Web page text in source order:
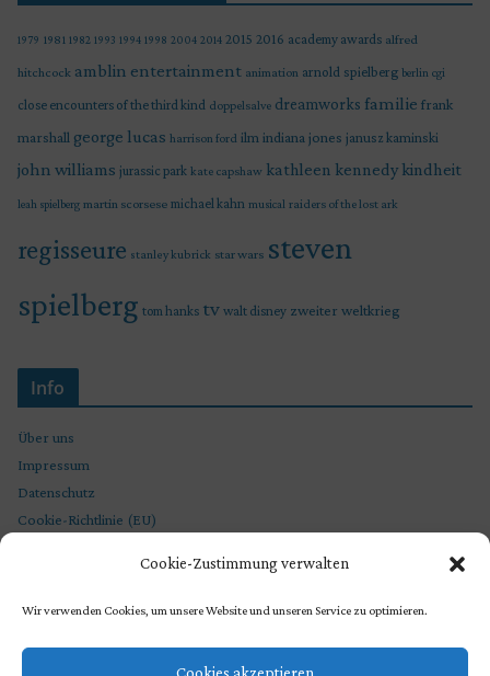
Cookie-Zustimmung verwalten
Wir verwenden Cookies, um unsere Website und unseren Service zu optimieren.
Cookies akzeptieren
1979 1981 1982 1993 1994 1998 2004 2014 2015 2016 academy awards alfred
hitchcock amblin entertainment animation arnold spielberg berlin cgi
close encounters of the third kind doppelsalve dreamworks familie frank
marshall george lucas harrison ford ilm indiana jones janusz kaminski
john williams jurassic park kate capshaw kathleen kennedy kindheit
leah spielberg martin scorsese michael kahn musical raiders of the lost ark
regisseure stanley kubrick star wars steven
spielberg tom hanks tv walt disney zweiter weltkrieg
Info
Über uns
Impressum
Datenschutz
Cookie-Richtlinie (EU)